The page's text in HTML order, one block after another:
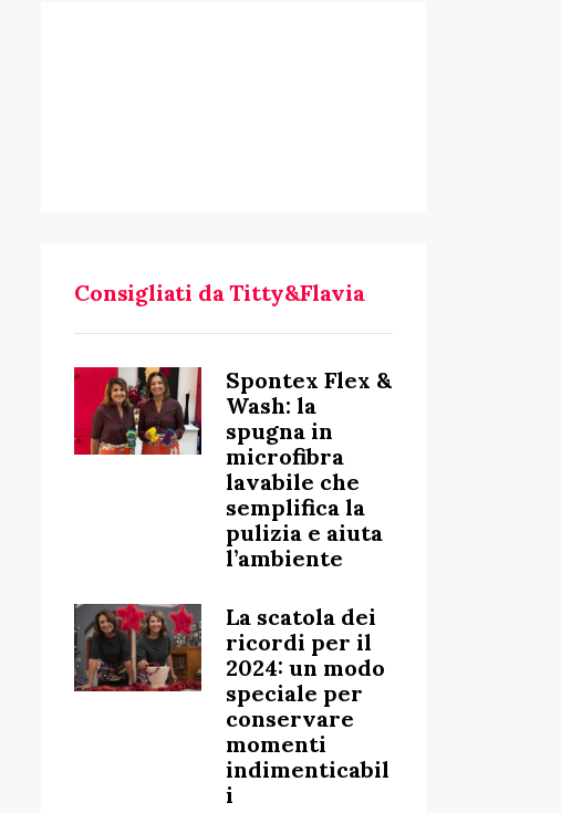
Consigliati da Titty&Flavia
Spontex Flex &
Wash: la
spugna in
microfibra
lavabile che
semplifica la
pulizia e aiuta
l’ambiente
La scatola dei
ricordi per il
2024: un modo
speciale per
conservare
momenti
indimenticabil
i